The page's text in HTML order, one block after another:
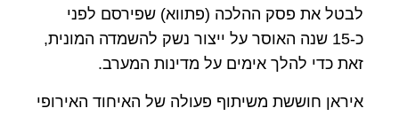
לבטל את פסק ההלכה (פתווא) שפירסם לפני
כ-15 שנה האוסר על ייצור נשק להשמדה המונית,
זאת כדי להלך אימים על מדינות המערב.
איראן חוששת משיתוף פעולה של האיחוד האירופי